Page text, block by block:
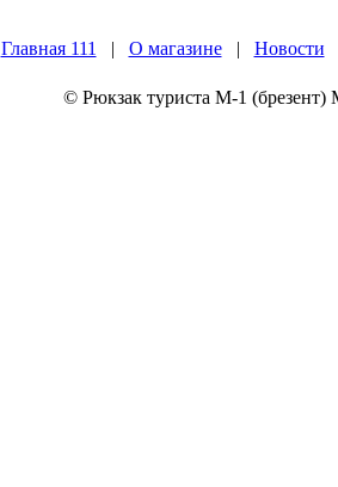
Главная 111 | О магазине| Новости
© Рюкзак туриста М-1 (брезент)